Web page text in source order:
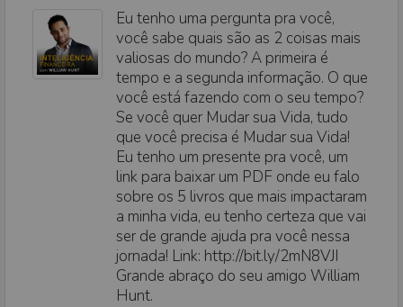
POSTS
Eu tenho uma pergunta pra você,
você sabe quais são as 2 coisas mais
valiosas do mundo? A primeira é
tempo e a segunda informação. O que
você está fazendo com o seu tempo?
Se você quer Mudar sua Vida, tudo
que você precisa é Mudar sua Vida!
Eu tenho um presente pra você, um
link para baixar um PDF onde eu falo
sobre os 5 livros que mais impactaram
a minha vida, eu tenho certeza que vai
ser de grande ajuda pra você nessa
jornada! Link: http://bit.ly/2mN8VJI
Grande abraço do seu amigo William
Hunt.